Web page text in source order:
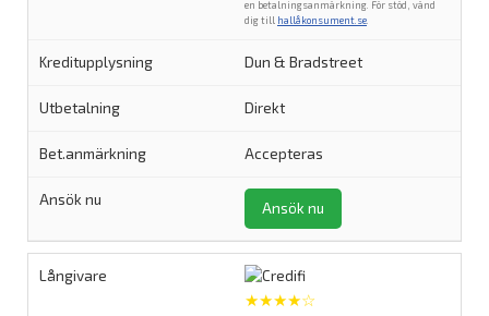
en betalningsanmärkning. För stöd, vänd
dig till hallåkonsument.se
Dun & Bradstreet
Direkt
Accepteras
Ansök nu
★★★★☆